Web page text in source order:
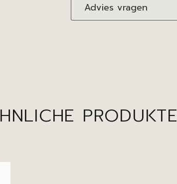
Advies vragen
PRODUKTE